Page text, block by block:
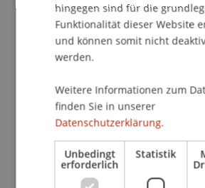
Mitarbeitende
Prof. Dr. Bernhard Burtscher
Beteiligte Einrichtungen
Lehrstuhl für Bank- und
Liechtenstein Business Law
Bank- und Finanzmarktrecht
hingegen sind für die
Funktionalität dieser Website
und können somit nicht
werden.
Weitere Informationen zum
finden Sie in unserer
Datenschutzerklärung.
Unbedingt
erforderlich
Statistik